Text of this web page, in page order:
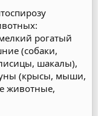
рогатый
(собаки,
шакалы),
(крысы, мыши,
животные,